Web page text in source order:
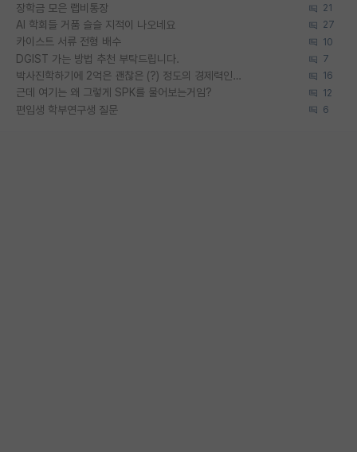
장학금 모은 랩비통장 21
AI 학회들 거품 슬슬 지적이 나오네요 27
카이스트 서류 전형 배수 10
DGIST 가는 방법 추천 부탁드립니다. 7
박사진학하기에 2억은 괜찮은 (?) 정도의 경제력인가요 16
근데 여기는 왜 그렇게 SPK를 물어보는거임? 12
편입생 학부연구생 질문 6